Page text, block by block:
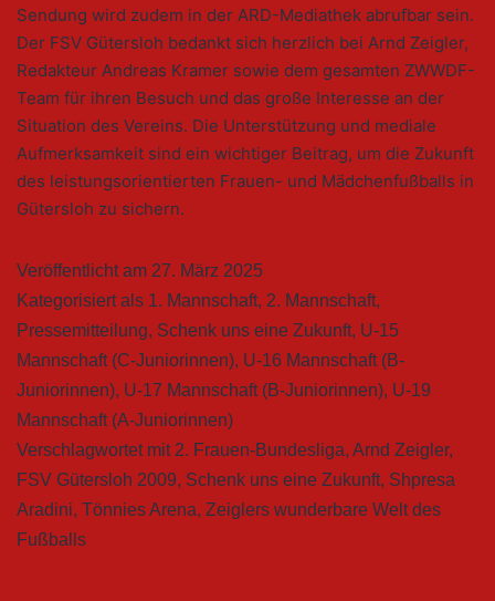
Sendung wird zudem in der ARD-Mediathek abrufbar sein.
Der FSV Gütersloh bedankt sich herzlich bei Arnd Zeigler,
Redakteur Andreas Kramer sowie dem gesamten ZWWDF-
Team für ihren Besuch und das große Interesse an der
Situation des Vereins. Die Unterstützung und mediale
Aufmerksamkeit sind ein wichtiger Beitrag, um die Zukunft
des leistungsorientierten Frauen- und Mädchenfußballs in
Gütersloh zu sichern.
Veröffentlicht am 27. März 2025
Kategorisiert als 1. Mannschaft, 2. Mannschaft,
Pressemitteilung, Schenk uns eine Zukunft, U-15
Mannschaft (C-Juniorinnen), U-16 Mannschaft (B-
Juniorinnen), U-17 Mannschaft (B-Juniorinnen), U-19
Mannschaft (A-Juniorinnen)
Verschlagwortet mit 2. Frauen-Bundesliga, Arnd Zeigler,
FSV Gütersloh 2009, Schenk uns eine Zukunft, Shpresa
Aradini, Tönnies Arena, Zeiglers wunderbare Welt des
Fußballs